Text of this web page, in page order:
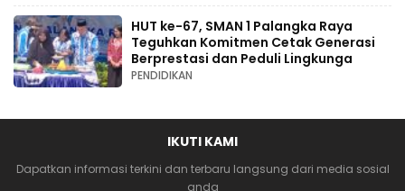
HUT ke-67, SMAN 1 Palangka Raya
Teguhkan Komitmen Cetak Generasi
Berprestasi dan Peduli Lingkunga
PENDIDIKAN
IKUTI KAMI
Dapatkan informasi terkini dan terbaru langsung dari media sosial
anda